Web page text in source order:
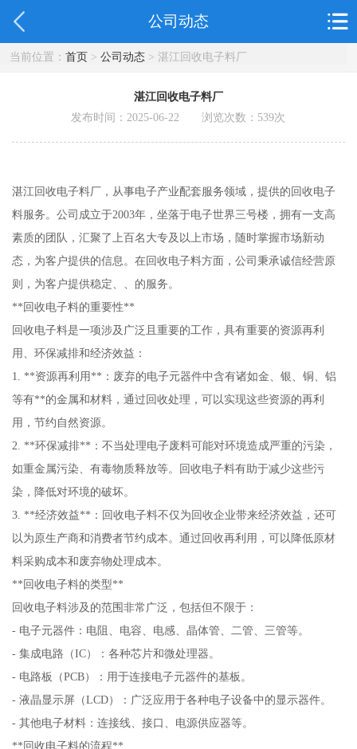
公司动态
当前位置： 首页> 公司动态> 湛江回收电子料厂
湛江回收电子料厂
发布时间：2025-06-22 浏览次数： 539次
湛江回收电子料厂，从事电子产业配套服务领域，提供的回收电子
料服务。公司成立于2003年，坐落于电子世界三号楼，拥有一支高
素质的团队，汇聚了上百名大专及以上市场，随时掌握市场新动
态，为客户提供的信息。在回收电子料方面，公司秉承诚信经营原
则，为客户提供稳定、、的服务。
**回收电子料的重要性**
回收电子料是一项涉及广泛且重要的工作，具有重要的资源再利
用、环保减排和经济效益：
1. **资源再利用**：废弃的电子元器件中含有诸如金、银、铜、铝
等有**的金属和材料，通过回收处理，可以实现这些资源的再利
用，节约自然资源。
2. **环保减排**：不当处理电子废料可能对环境造成严重的污染，
如重金属污染、有毒物质释放等。回收电子料有助于减少这些污
染，降低对环境的破坏。
3. **经济效益**：回收电子料不仅为回收企业带来经济效益，还可
以为原生产商和消费者节约成本。通过回收再利用，可以降低原材
料采购成本和废弃物处理成本。
**回收电子料的类型**
回收电子料涉及的范围非常广泛，包括但不限于：
- 电子元器件：电阻、电容、电感、晶体管、二管、三管等。
- 集成电路（IC）：各种芯片和微处理器。
- 电路板（PCB）：用于连接电子元器件的基板。
- 液晶显示屏（LCD）：广泛应用于各种电子设备中的显示器件。
- 其他电子材料：连接线、接口、电源供应器等。
**回收电子料的流程**